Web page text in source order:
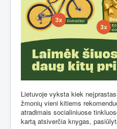
Lietuvoje vyksta kiek
žmonių vieni kitiems
atradimais socialiniuose
kartą atsiverčia knygas,